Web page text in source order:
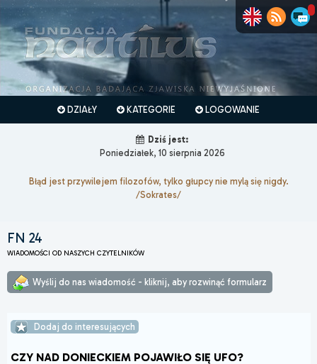
DZIAŁY KATEGORIE LOGOWANIE
Dziś jest:
Poniedziałek, 10 sierpnia 2026
Błąd jest przywilejem filozofów, tylko głupcy nie mylą się nigdy.
/Sokrates/
FN 24
WIADOMOŚCI OD NASZYCH CZYTELNIKÓW
Wyślij do nas wiadomość - kliknij, aby rozwinąć formularz
Dodaj do interesujących
CZY NAD DONIECKIEM POJAWIŁO SIĘ UFO?